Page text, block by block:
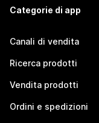
Categorie di app
Canali di vendita
Ricerca prodotti
Vendita prodotti
Ordini e spedizioni